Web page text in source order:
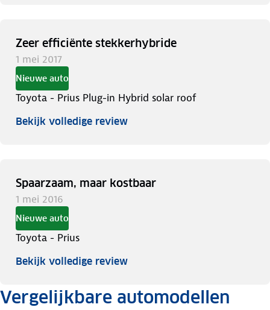
Zeer efficiënte stekkerhybride
1 mei 2017
Nieuwe auto
Toyota - Prius Plug-in Hybrid solar roof
Bekijk volledige review
Spaarzaam, maar kostbaar
1 mei 2016
Nieuwe auto
Toyota - Prius
Bekijk volledige review
Vergelijkbare automodellen